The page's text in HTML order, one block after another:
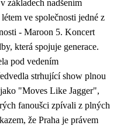
základech nadšením
ve společnosti jedné z
- Maroon 5. Koncert
která spojuje generace.
pod vedením
strhující show plnou
"Moves Like Jagger",
fanoušci zpívali z plných
že Praha je právem